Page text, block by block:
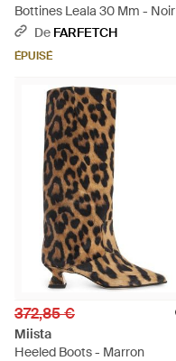
Bottines Leala 30 Mm - Noir
De FARFETCH
ÉPUISÉ
372,85 €
Miista
Heeled Boots - Marron